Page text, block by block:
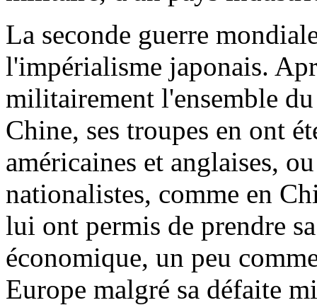
La seconde guerre
l'impérialisme japonais.
militairement l'ensemble
Chine, ses troupes en ont
américaines et anglaises,
nationalistes, comme en
lui ont permis de prendre
économique, un peu
Europe malgré sa défaite